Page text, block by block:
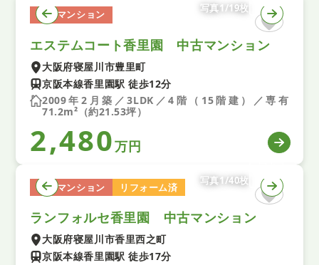
中古マンション
写真1/19枚
エステムコート香里園 中古マンション
大阪府寝屋川市豊里町
京阪本線香里園駅 徒歩12分
2009年2月築／3LDK／4階（15階建）／専有
71.2m²（約21.53坪）
2,480万円
中古マンション リフォーム済
写真1/40枚
ランフォルセ香里園 中古マンション
大阪府寝屋川市香里西之町
京阪本線香里園駅 徒歩17分